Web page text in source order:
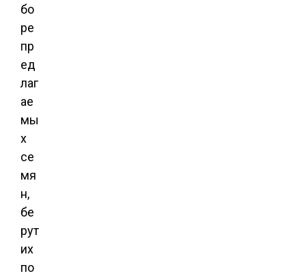
бо
ре
пр
ед
лаг
ае
мы
х
се
мя
н,
бе
рут
их
по